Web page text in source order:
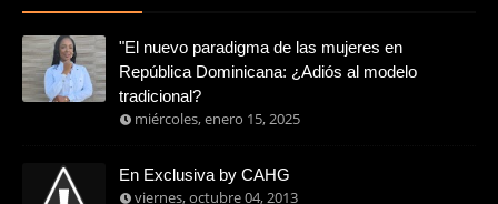
"El nuevo paradigma de las mujeres en
República Dominicana: ¿Adiós al modelo
tradicional?
miércoles, enero 15, 2025
En Exclusiva by CAHG
viernes, octubre 04, 2013